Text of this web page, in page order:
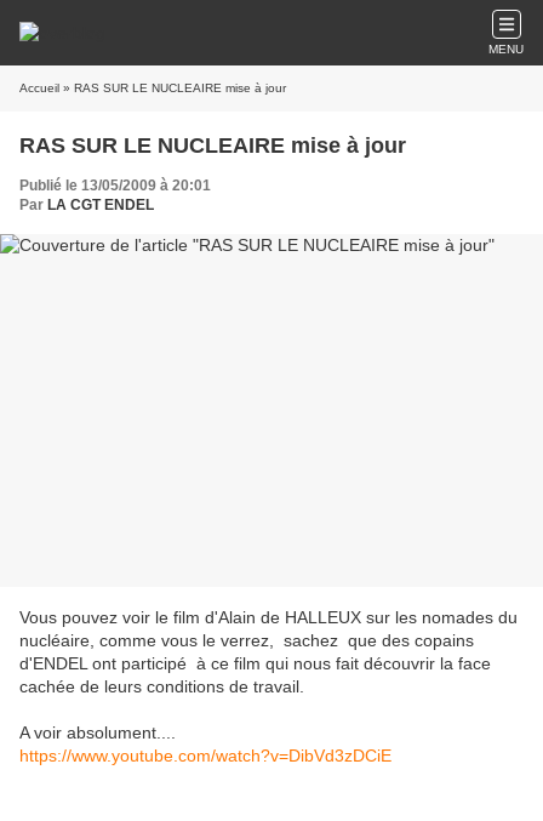
MENU
Accueil » RAS SUR LE NUCLEAIRE mise à jour
RAS SUR LE NUCLEAIRE mise à jour
Publié le 13/05/2009 à 20:01
Par LA CGT ENDEL
Vous pouvez voir le film d'Alain de HALLEUX sur les nomades du
nucléaire, comme vous le verrez, sachez que des copains
d'ENDEL ont participé à ce film qui nous fait découvrir la face
cachée de leurs conditions de travail.
A voir absolument....
https://www.youtube.com/watch?v=DibVd3zDCiE